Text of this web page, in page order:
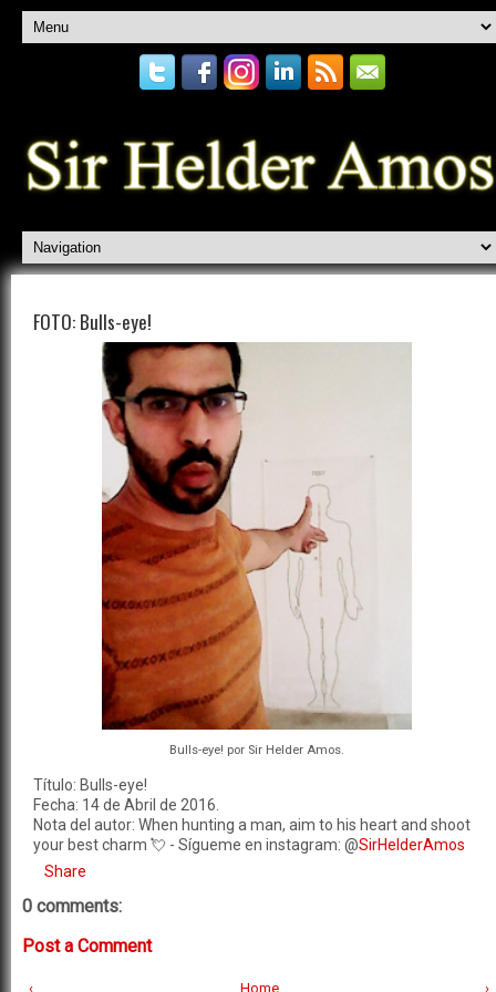
FOTO: Bulls-eye!
Bulls-eye! por Sir Helder Amos.
Título: Bulls-eye!
Fecha: 14 de Abril de 2016.
Nota del autor: When hunting a man, aim to his heart and shoot
your best charm 💘 - Sígueme en instagram: @SirHelderAmos
Share
0 comments:
Post a Comment
‹ ›
Home